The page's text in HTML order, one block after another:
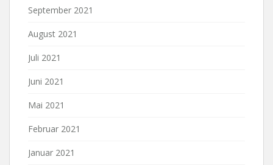
September 2021
August 2021
Juli 2021
Juni 2021
Mai 2021
Februar 2021
Januar 2021